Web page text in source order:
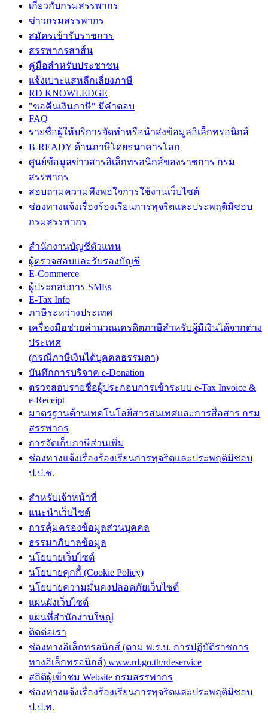
เกี่ยวกับกรมสรรพากร
ข่าวกรมสรรพากร
สมัครเข้ารับราชการ
สรรพากรสาส์น
คู่มือสำหรับประชาชน
แจ้งเบาะแสหลีกเลี่ยงภาษี
RD KNOWLEDGE
"ขอคืนเงินภาษี" มีคำตอบ
FAQ
รายชื่อผู้ให้บริการจัดทำหรือนำส่งข้อมูลอิเล็กทรอนิกส์
B-READY ด้านภาษีโดยธนาคารโลก
ศูนย์ข้อมูลข่าวสารอิเล็กทรอนิกส์ของราชการ กรม
สรรพากร
สอบถามความพึงพอใจการใช้งานเว็บไซต์
ช่องทางแจ้งเรื่องร้องเรียนการทุจริตและประพฤติมิชอบ
กรมสรรพากร
สำนักงานบัญชีตัวแทน
ผู้ตรวจสอบและรับรองบัญชี
E-Commerce
ผู้ประกอบการ SMEs
E-Tax Info
ภาษีระหว่างประเทศ
เครื่องมือช่วยคำนวณเครดิตภาษีสำหรับผู้มีเงินได้จากต่าง
ประเทศ
(กรณีภาษีเงินได้บุคคลธรรมดา)
บันทึกการบริจาค e-Donation
ตรวจสอบรายชื่อผู้ประกอบการเข้าระบบ e-Tax Invoice &
e-Receipt
มาตรฐานด้านเทคโนโลยีสารสนเทศและการสื่อสาร กรม
สรรพากร
การจัดเก็บภาษีส่วนเพิ่ม
ช่องทางแจ้งเรื่องร้องเรียนการทุจริตและประพฤติมิชอบ
ป.ป.ช.
สำหรับเจ้าหน้าที่
แนะนำเว็บไซต์
การคุ้มครองข้อมูลส่วนบุคคล
ธรรมาภิบาลข้อมูล
นโยบายเว็บไซต์
นโยบายคุกกี้ (Cookie Policy)
นโยบายความมั่นคงปลอดภัยเว็บไซต์
แผนผังเว็บไซต์
แผนที่สำนักงานใหญ่
ติดต่อเรา
ช่องทางอิเล็กทรอนิกส์ (ตาม พ.ร.บ. การปฏิบัติราชการ
ทางอิเล็กทรอนิกส์) www.rd.go.th/rdeservice
สถิติผู้เข้าชม Website กรมสรรพากร
ช่องทางแจ้งเรื่องร้องเรียนการทุจริตและประพฤติมิชอบ
ป.ป.ท.